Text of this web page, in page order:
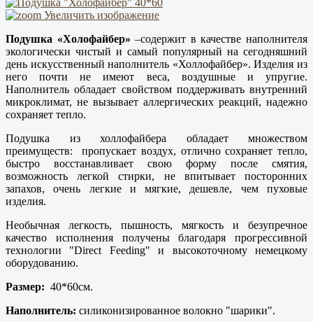
Увеличить изображение
Подушка «Холофайбер» –содержит в качестве наполнителя
экологически чистый и самый популярный на сегодняшний
день искусственный наполнитель «Холлофайбер». Изделия из
него почти не имеют веса, воздушные и упругие.
Наполнитель обладает свойством поддерживать внутренний
микроклимат, не вызывает аллергических реакций, надежно
сохраняет тепло.
Подушка из холлофайбера обладает множеством
преимуществ: пропускает воздух, отлично сохраняет тепло,
быстро восстанавливает свою форму после смятия,
возможность легкой стирки, не впитывает посторонних
запахов, очень легкие и мягкие, дешевле, чем пуховые
изделия.
Необычная легкость, пышность, мягкость и безупречное
качество исполнения получены благодаря прогрессивной
технологии "Direct Feeding" и высокоточному немецкому
оборудованию.
Размер: 40*60см.
Наполнитель: силиконизированное волокно "шарики".